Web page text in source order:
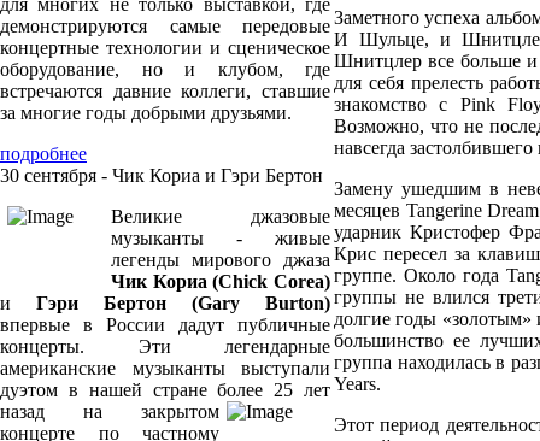
для многих не только выставкой, где
демонстрируются самые передовые
концертные технологии и сценическое
оборудование, но и клубом, где
встречаются давние коллеги, ставшие
за многие годы добрыми друзьями.
подробнее
30 сентября - Чик Кориа и Гэри Бертон
Великие джазовые
музыканты - живые
легенды мирового джаза
Чик Кориа (Chick Corea)
и Гэри Бертон (Gary Burton)
впервые в России дадут публичные
концерты. Эти легендарные
американские музыканты выступали
дуэтом в нашей стране более 25 лет
назад на закрытом
концерте по частному
Заметного успеха
И Шульце, и
Шнитцлер все больше и
для себя прелесть
знакомство с Pink
Возможно, что не
навсегда
Замену ушедшим в
месяцев Tangerine
ударник Кристофер
Крис пересел за
группе. Около года
группы не влился
долгие годы
большинство ее
группа находилась в
Years.
Этот период